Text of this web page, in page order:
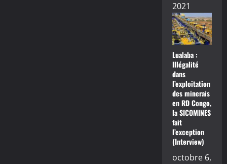
2021
Lualaba :
Illégalité
dans
l’exploitation
des minerais
en RD Congo,
la SICOMINES
fait
l’exception
(Interview)
octobre 6,